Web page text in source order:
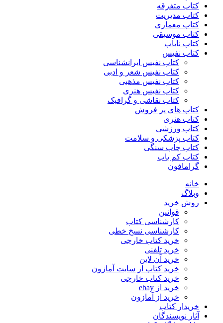
کتاب متفرقه
کتاب مدیریت
کتاب معماری
کتاب موسیقی
کتاب نایاب
کتاب نفیس
کتاب نفیس ایرانشناسی
کتاب نفیس شعر و ادبی
کتاب نفیس مذهبی
کتاب نفیس هنری
کتاب نقاشی و گرافیک
کتاب های پر فروش
کتاب هنری
کتاب ورزشی
کتاب پزشکی و سلامت
کتاب چاپ سنگی
کتاب کم یاب
گرامافون
خانه
وبلاگ
روش خرید
قوانین
کارشناسی کتاب
کارشناسی نسخ خطی
خرید کتاب خارجی
خرید تلفنی
خرید آن لاین
خرید کتاب از سایت آمازون
خرید کتاب خارجی
خرید از ebay
خرید از آمازون
خریدار کتاب
آثار نویسندگان